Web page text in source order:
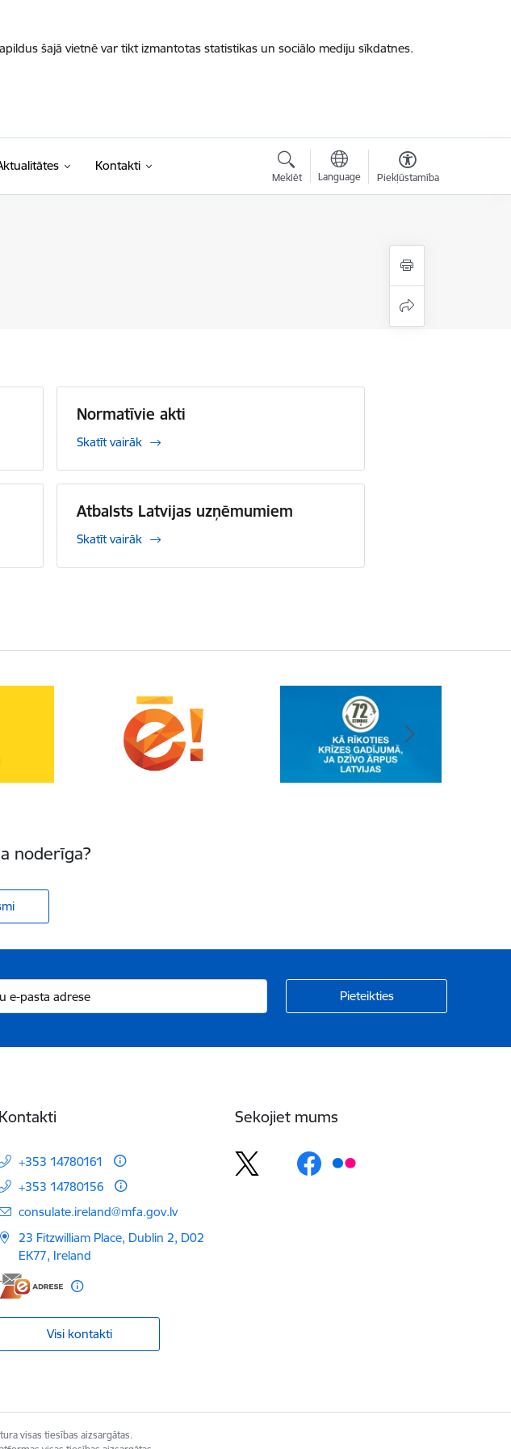
šajā vietnē var tikt izmantotas statistikas un sociālo mediju sīkdatnes.
Kontakti
Meklēt Language Piekļūstamība
Normatīvie akti
Skatīt vairāk
Atbalsts Latvijas uzņēmumiem
Skatīt vairāk
noderīga?
Kontakti
+353 14780161
+353 14780156
E-pasts:
consulate.ireland@mfa.gov.lv
23 Fitzwilliam Place, Dublin 2, D02
EK77, Ireland
Visi kontakti
Sekojiet mums
visas tiesības aizsargātas.